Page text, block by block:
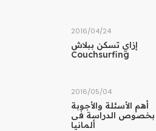
24‏/04‏/2016
إزاي تسكن ببلاش
Couchsurfing
04‏/05‏/2016
أهم الأسئلة والأجوبة
بخصوص الدراسة فى
ألمانيا